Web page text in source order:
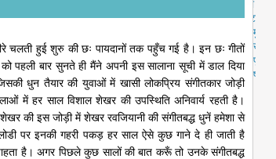
धीरे चलती हुई शुरु की छः पायदानों तक पहुँच गई है। इन छः गीतों
पहली बार सुनते ही मैंने अपनी इस सालाना सूची में डाल दिया
धुन तैयार की युवाओं में खासी लोकप्रिय संगीतकार जोड़ी
में हर साल विशाल शेखर की उपस्थिति अनिवार्य रहती है।
की इस जोड़ी में शेखर रवजियानी की संगीतबद्ध धुनें हमेशा से
पर इनकी गहरी पकड़ हर साल ऐसे कुछ गाने दे ही जाती है
है। अगर पिछले कुछ सालों की बात करूँ तो उनके संगीतबद्ध
पो
स्ट
मु
ख्य
पृ
ष्ठ